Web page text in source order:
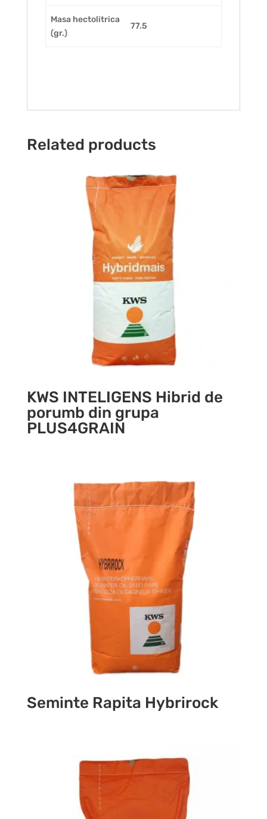
Masa hectolitrica
(gr.)
77.5
Related products
KWS INTELIGENS Hibrid de
porumb din grupa
PLUS4GRAIN
Seminte Rapita Hybrirock